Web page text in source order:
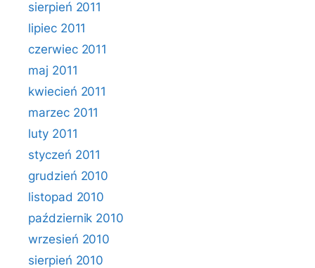
sierpień 2011
lipiec 2011
czerwiec 2011
maj 2011
kwiecień 2011
marzec 2011
luty 2011
styczeń 2011
grudzień 2010
listopad 2010
październik 2010
wrzesień 2010
sierpień 2010